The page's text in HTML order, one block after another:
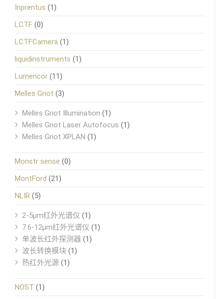
Inprentus (1)
LCTF (0)
LCTFCamera (1)
liquidinstruments (1)
Lumencor (11)
Melles Griot (3)
Melles Griot Illumination (1)
Melles Griot Laser Autofocus (1)
Melles Griot XPLAN (1)
Monstr sense (0)
MontFord (21)
NLIR (5)
2-5μm红外光谱仪 (1)
7.6-12μm红外光谱仪 (1)
单波长红外探测器 (1)
波长转换模块 (1)
热红外光源 (1)
NOST (1)